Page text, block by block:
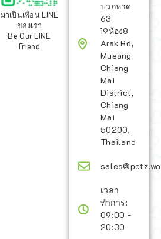
มาเป็นเพื่อน LINE
ของเรา
Be Our LINE
Friend
บวกหาด
63
19ห้อง8
Arak Rd,
Mueang
Chiang
Mai
District,
Chiang
Mai
50200,
Thailand
เวลา
ทำการ:
09:00 -
20:30